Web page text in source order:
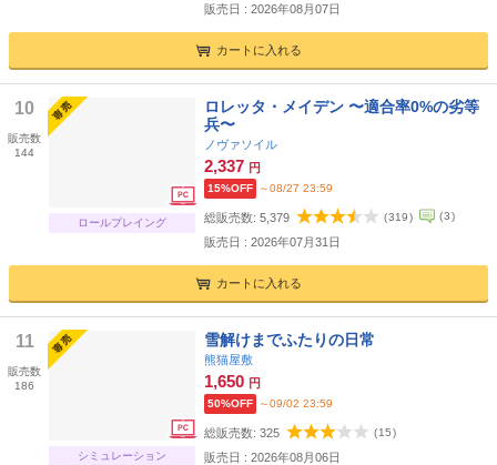
販売日 : 2026年08月07日
カートに入れる
10
販売数
144
ロールプレイング
ロレッタ・メイデン 〜適合率0%の劣等
兵〜
ノヴァソイル
2,337 円
15%OFF ～08/27 23:59
総販売数: 5,379 (319) (3)
販売日 : 2026年07月31日
カートに入れる
11
販売数
186
シミュレーション
雪解けまでふたりの日常
熊猫屋敷
1,650 円
50%OFF ～09/02 23:59
総販売数: 325 (15)
販売日 : 2026年08月06日